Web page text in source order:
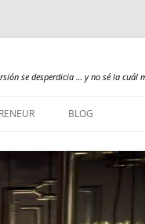
se desperdicia … y no sé la cuál
BLOG